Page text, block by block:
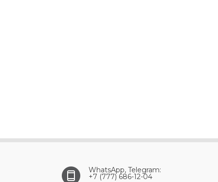
WhatsApp, Telegram:
+7 (777) 686-12-04